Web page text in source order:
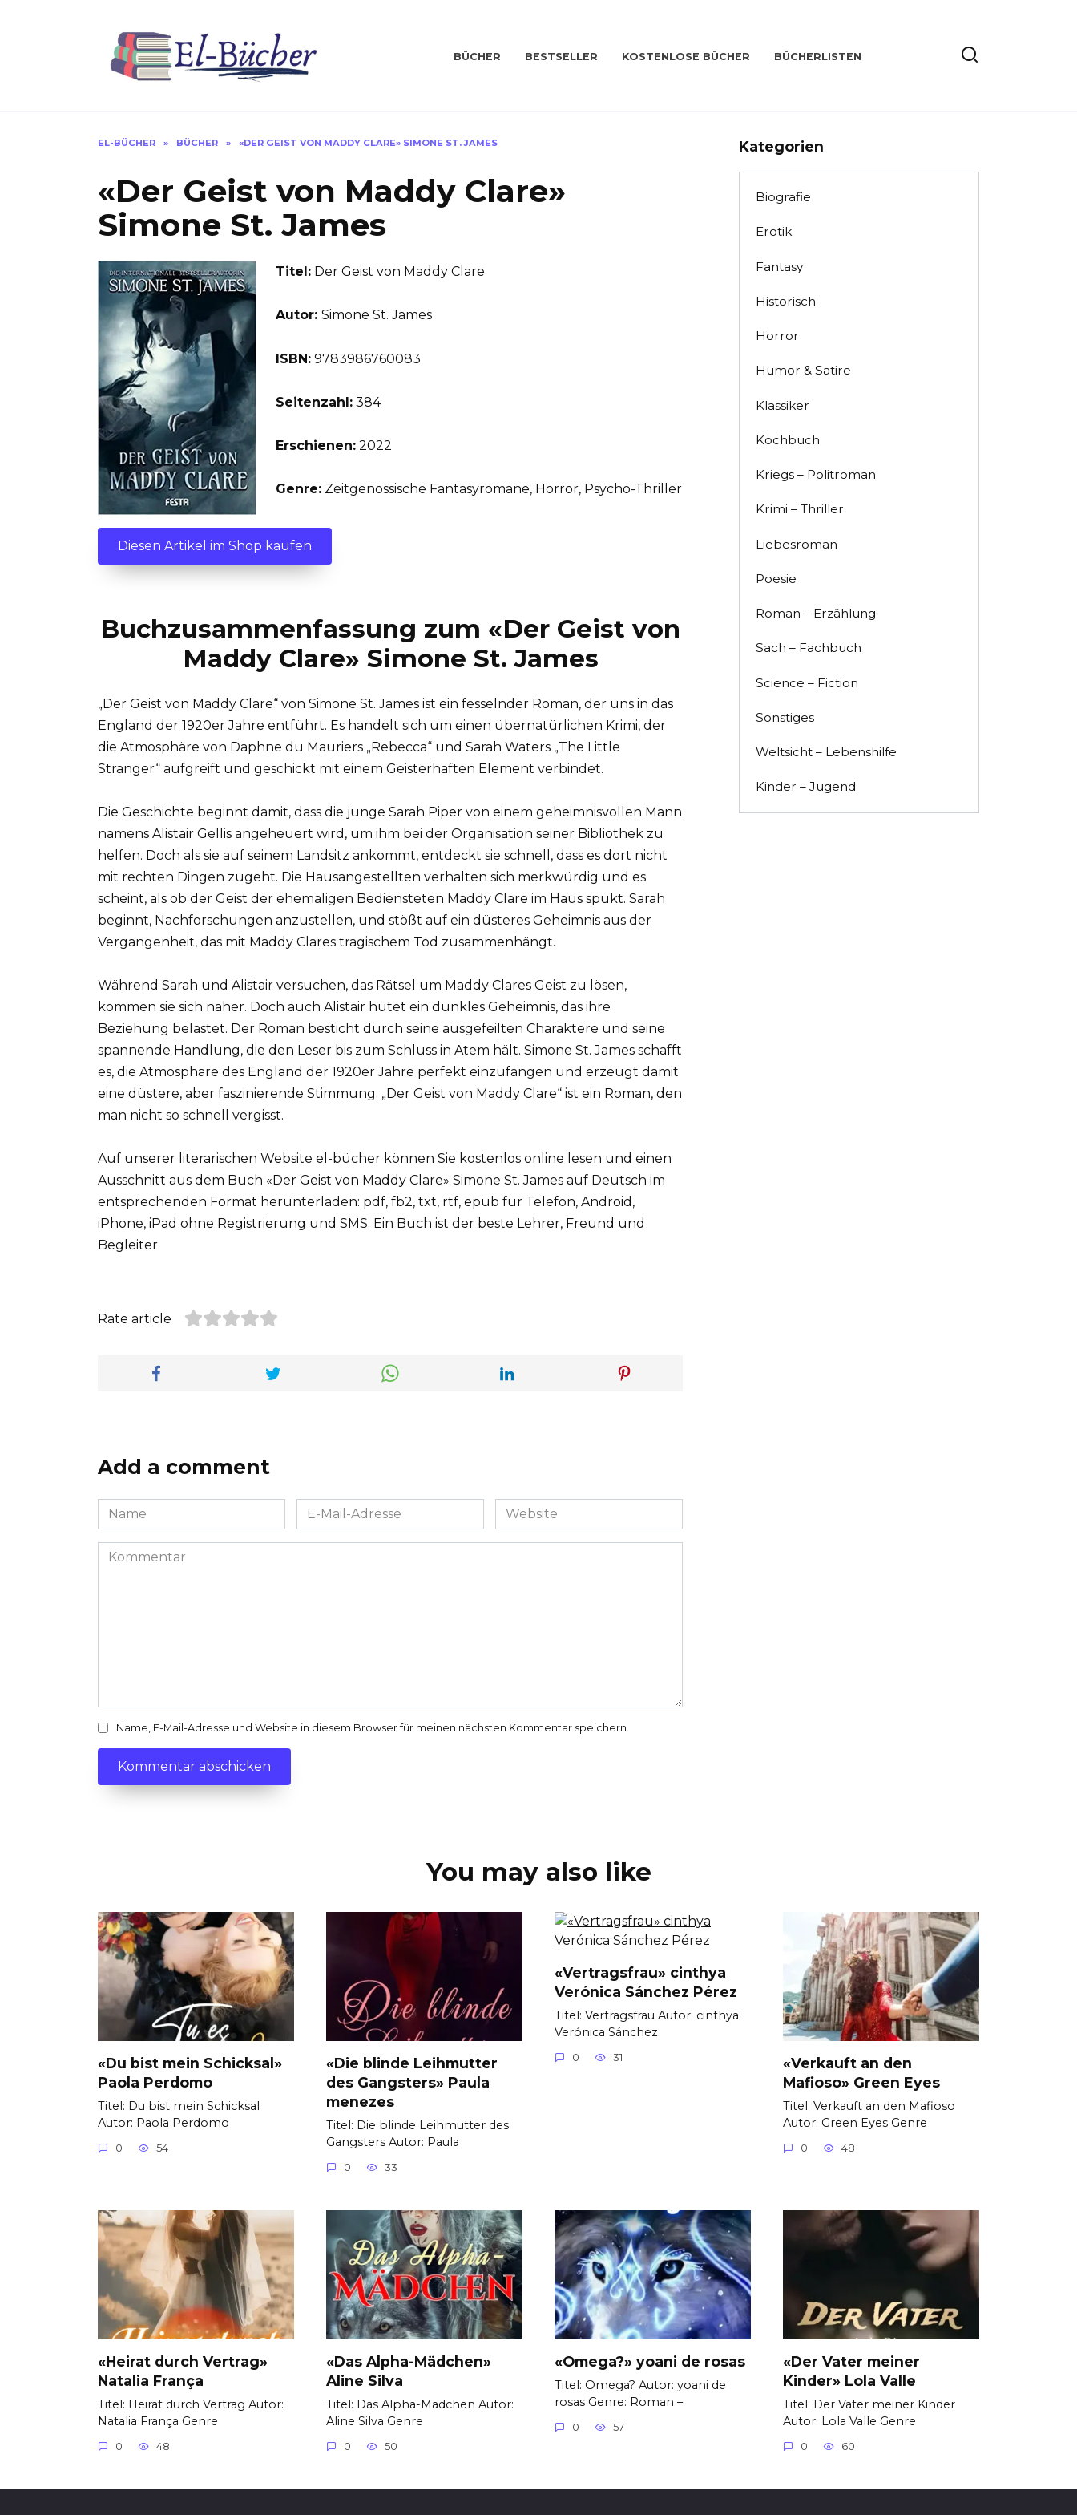
BÜCHER BESTSELLER KOSTENLOSE BÜCHER BÜCHERLISTEN
EL-BÜCHER » BÜCHER » «DER GEIST VON MADDY CLARE» SIMONE ST. JAMES
«Der Geist von Maddy Clare»
Simone St. James
Titel: Der Geist von Maddy Clare
Autor: Simone St. James
ISBN: 9783986760083
Seitenzahl: 384
Erschienen: 2022
Genre: Zeitgenössische Fantasyromane, Horror, Psycho-Thriller
Diesen Artikel im Shop kaufen
Buchzusammenfassung zum «Der Geist von
Maddy Clare» Simone St. James
„Der Geist von Maddy Clare“ von Simone St. James ist ein fesselnder Roman, der uns in das
England der 1920er Jahre entführt. Es handelt sich um einen übernatürlichen Krimi, der
die Atmosphäre von Daphne du Mauriers „Rebecca“ und Sarah Waters „The Little
Stranger“ aufgreift und geschickt mit einem Geisterhaften Element verbindet.
Die Geschichte beginnt damit, dass die junge Sarah Piper von einem geheimnisvollen Mann
namens Alistair Gellis angeheuert wird, um ihm bei der Organisation seiner Bibliothek zu
helfen. Doch als sie auf seinem Landsitz ankommt, entdeckt sie schnell, dass es dort nicht
mit rechten Dingen zugeht. Die Hausangestellten verhalten sich merkwürdig und es
scheint, als ob der Geist der ehemaligen Bediensteten Maddy Clare im Haus spukt. Sarah
beginnt, Nachforschungen anzustellen, und stößt auf ein düsteres Geheimnis aus der
Vergangenheit, das mit Maddy Clares tragischem Tod zusammenhängt.
Während Sarah und Alistair versuchen, das Rätsel um Maddy Clares Geist zu lösen,
kommen sie sich näher. Doch auch Alistair hütet ein dunkles Geheimnis, das ihre
Beziehung belastet. Der Roman besticht durch seine ausgefeilten Charaktere und seine
spannende Handlung, die den Leser bis zum Schluss in Atem hält. Simone St. James schafft
es, die Atmosphäre des England der 1920er Jahre perfekt einzufangen und erzeugt damit
eine düstere, aber faszinierende Stimmung. „Der Geist von Maddy Clare“ ist ein Roman, den
man nicht so schnell vergisst.
Auf unserer literarischen Website el-bücher können Sie kostenlos online lesen und einen
Ausschnitt aus dem Buch «Der Geist von Maddy Clare» Simone St. James auf Deutsch im
entsprechenden Format herunterladen: pdf, fb2, txt, rtf, epub für Telefon, Android,
iPhone, iPad ohne Registrierung und SMS. Ein Buch ist der beste Lehrer, Freund und
Begleiter.
Rate article
Add a comment
Name
*
E-
Mail-
Adresse
Website
Kommentar
Name, E-Mail-Adresse und Website in diesem Browser für meinen nächsten Kommentar speichern.
Kategorien
Biografie
Erotik
Fantasy
Historisch
Horror
Humor & Satire
Klassiker
Kochbuch
Kriegs – Politroman
Krimi – Thriller
Liebesroman
Poesie
Roman – Erzählung
Sach – Fachbuch
Science – Fiction
Sonstiges
Weltsicht – Lebenshilfe
Kinder – Jugend
You may also like
«Du bist mein Schicksal»
Paola Perdomo
Titel: Du bist mein Schicksal
Autor: Paola Perdomo
0 54
«Die blinde Leihmutter
des Gangsters» Paula
menezes
Titel: Die blinde Leihmutter des
Gangsters Autor: Paula
0 33
«Vertragsfrau» cinthya
Verónica Sánchez Pérez
Titel: Vertragsfrau Autor: cinthya
Verónica Sánchez
0 31
«Verkauft an den
Mafioso» Green Eyes
Titel: Verkauft an den Mafioso
Autor: Green Eyes Genre
0 48
«Heirat durch Vertrag»
Natalia França
Titel: Heirat durch Vertrag Autor:
Natalia França Genre
0 48
«Das Alpha-Mädchen»
Aline Silva
Titel: Das Alpha-Mädchen Autor:
Aline Silva Genre
0 50
«Omega?» yoani de rosas
Titel: Omega? Autor: yoani de
rosas Genre: Roman –
0 57
«Der Vater meiner
Kinder» Lola Valle
Titel: Der Vater meiner Kinder
Autor: Lola Valle Genre
0 60